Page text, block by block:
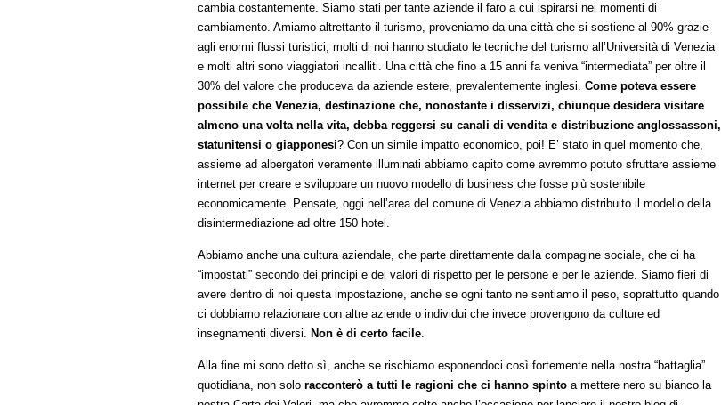
cambia costantemente. Siamo stati per tante aziende il faro a cui ispirarsi nei momenti di
cambiamento. Amiamo altrettanto il turismo, proveniamo da una città che si sostiene al 90% grazie
agli enormi flussi turistici, molti di noi hanno studiato le tecniche del turismo all’Università di Venezia
e molti altri sono viaggiatori incalliti. Una città che fino a 15 anni fa veniva “intermediata” per oltre il
30% del valore che produceva da aziende estere, prevalentemente inglesi. Come poteva essere
possibile che Venezia, destinazione che, nonostante i disservizi, chiunque desidera visitare
almeno una volta nella vita, debba reggersi su canali di vendita e distribuzione anglossassoni,
statunitensi o giapponesi? Con un simile impatto economico, poi! E’ stato in quel momento che,
assieme ad albergatori veramente illuminati abbiamo capito come avremmo potuto sfruttare assieme
internet per creare e sviluppare un nuovo modello di business che fosse più sostenibile
economicamente. Pensate, oggi nell’area del comune di Venezia abbiamo distribuito il modello della
disintermediazione ad oltre 150 hotel.
Abbiamo anche una cultura aziendale, che parte direttamente dalla compagine sociale, che ci ha
“impostati” secondo dei principi e dei valori di rispetto per le persone e per le aziende. Siamo fieri di
avere dentro di noi questa impostazione, anche se ogni tanto ne sentiamo il peso, soprattutto quando
ci dobbiamo relazionare con altre aziende o individui che invece provengono da culture ed
insegnamenti diversi. Non è di certo facile.
Alla fine mi sono detto sì, anche se rischiamo esponendoci così fortemente nella nostra “battaglia”
quotidiana, non solo racconterò a tutti le ragioni che ci hanno spinto a mettere nero su bianco la